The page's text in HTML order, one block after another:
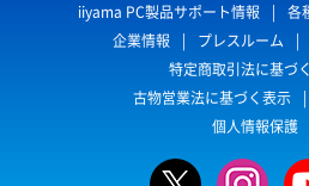
iiyama PC製品サポート情報
各
企業情報
プレスルーム
特定商取引法に基づ
古物営業法に基づく表示
個人情報保護